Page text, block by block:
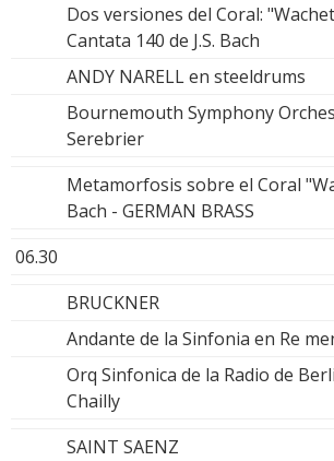
Dos versiones del Coral:
Cantata 140 de J.S. Bach
ANDY NARELL en steeldrums
Bournemouth Symphony
Serebrier
Metamorfosis sobre el Coral
Bach - GERMAN BRASS
06.30
BRUCKNER
Andante de la Sinfonia en Re
Orq Sinfonica de la Radio de
Chailly
SAINT SAENZ